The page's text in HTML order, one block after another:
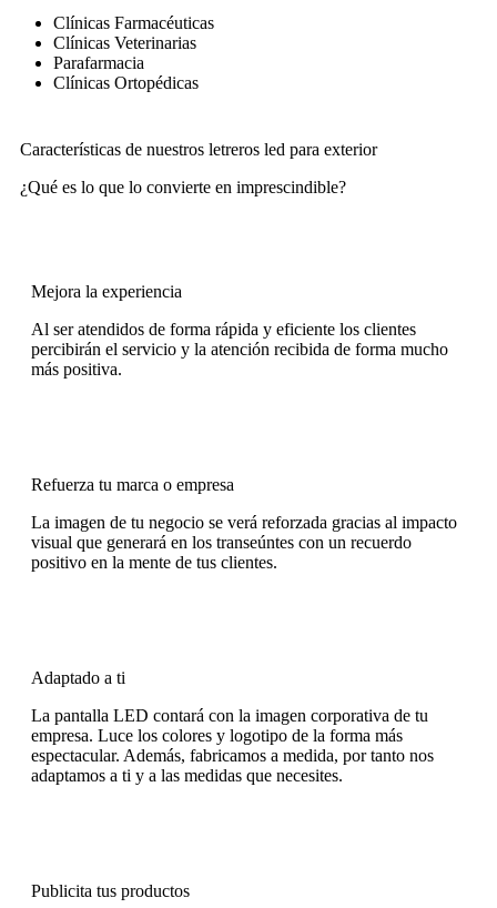
Clínicas Farmacéuticas
Clínicas Veterinarias
Parafarmacia
Clínicas Ortopédicas
Características de nuestros letreros led para exterior
¿Qué es lo que lo convierte en imprescindible?
Mejora la experiencia
Al ser atendidos de forma rápida y eficiente los clientes
percibirán el servicio y la atención recibida de forma mucho
más positiva.
Refuerza tu marca o empresa
La imagen de tu negocio se verá reforzada gracias al impacto
visual que generará en los transeúntes con un recuerdo
positivo en la mente de tus clientes.
Adaptado a ti
La pantalla LED contará con la imagen corporativa de tu
empresa. Luce los colores y logotipo de la forma más
espectacular. Además, fabricamos a medida, por tanto nos
adaptamos a ti y a las medidas que necesites.
Publicita tus productos